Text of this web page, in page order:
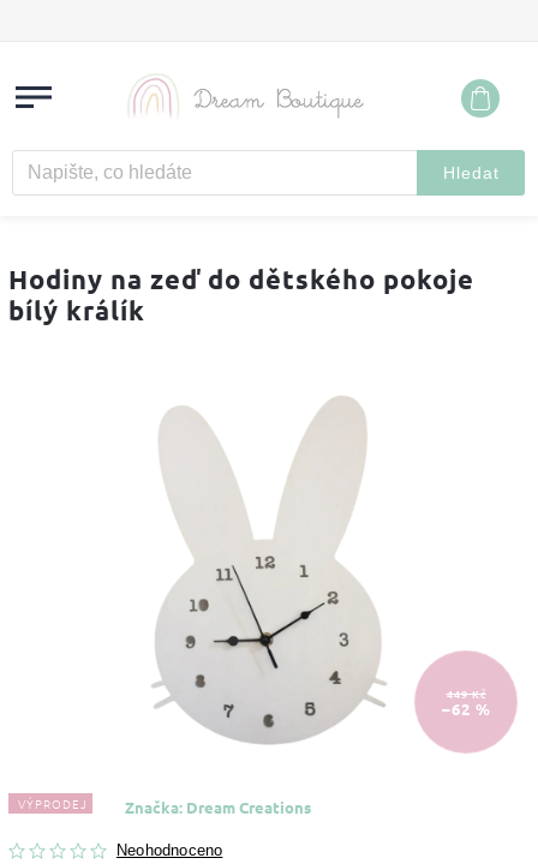
Hledat
Hodiny na zeď do dětského pokoje
bílý králík
449 Kč
–62 %
VÝPRODEJ
Neohodnoceno
Značka: Dream Creations